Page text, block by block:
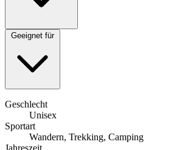
Geeignet für
Geschlecht
Unisex
Sportart
Wandern, Trekking, Camping
Jahreszeit